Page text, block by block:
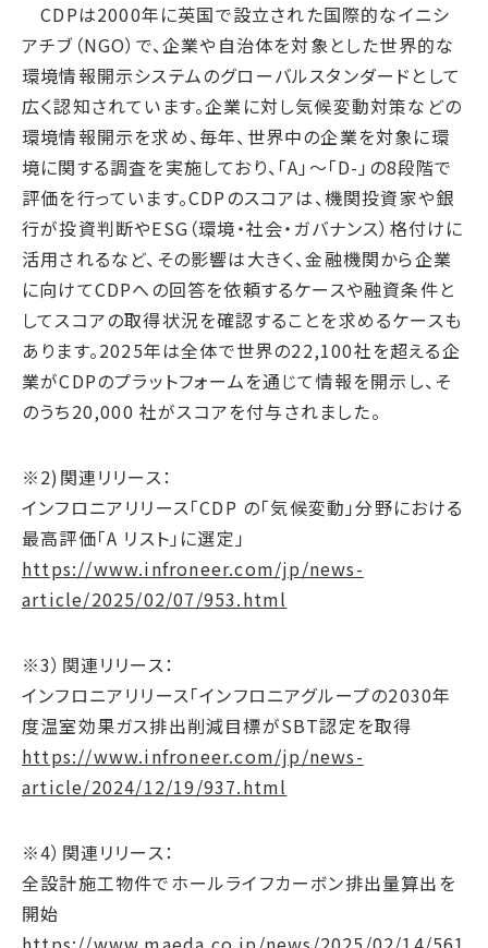
CDPは2000年に英国で設立された国際的なイニシ
アチブ（NGO）で、企業や自治体を対象とした世界的な
環境情報開示システムのグローバルスタンダードとして
広く認知されています。企業に対し気候変動対策などの
環境情報開示を求め、毎年、世界中の企業を対象に環
境に関する調査を実施しており、「A」～「D-」の8段階で
評価を行っています。CDPのスコアは、機関投資家や銀
行が投資判断やESG（環境・社会・ガバナンス）格付けに
活用されるなど、その影響は大きく、金融機関から企業
に向けてCDPへの回答を依頼するケースや融資条件と
してスコアの取得状況を確認することを求めるケースも
あります。2025年は全体で世界の22,100社を超える企
業がCDPのプラットフォームを通じて情報を開示し、そ
のうち20,000 社がスコアを付与されました。
※2)関連リリース：
インフロニアリリース「CDP の「気候変動」分野における
最高評価「A リスト」に選定」
https://www.infroneer.com/jp/news-
article/2025/02/07/953.html
※3）関連リリース：
インフロニアリリース「インフロニアグループの2030年
度温室効果ガス排出削減目標がSBT認定を取得
https://www.infroneer.com/jp/news-
article/2024/12/19/937.html
※4）関連リリース：
全設計施工物件でホールライフカーボン排出量算出を
開始